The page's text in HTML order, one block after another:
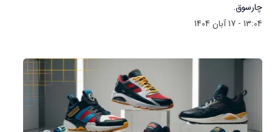
چارسوق.
13:04 - 17 آبان 1404